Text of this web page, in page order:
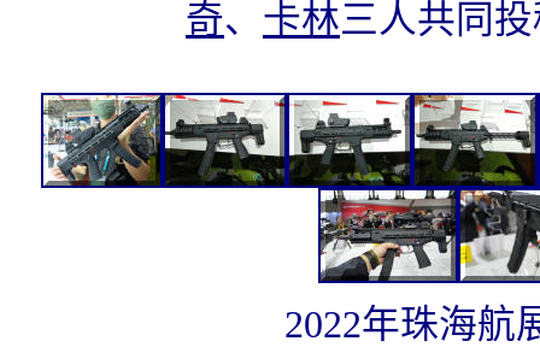
奇、 卡林三人共同
2022年珠海航